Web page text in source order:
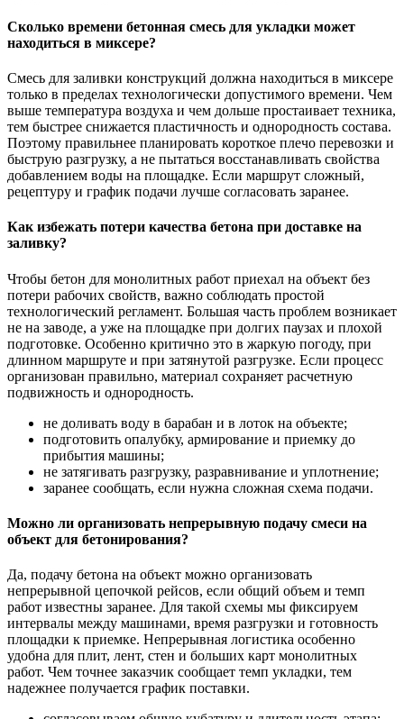
Сколько времени бетонная смесь для укладки может
находиться в миксере?
Смесь для заливки конструкций должна находиться в миксере
только в пределах технологически допустимого времени. Чем
выше температура воздуха и чем дольше простаивает техника,
тем быстрее снижается пластичность и однородность состава.
Поэтому правильнее планировать короткое плечо перевозки и
быструю разгрузку, а не пытаться восстанавливать свойства
добавлением воды на площадке. Если маршрут сложный,
рецептуру и график подачи лучше согласовать заранее.
Как избежать потери качества бетона при доставке на
заливку?
Чтобы бетон для монолитных работ приехал на объект без
потери рабочих свойств, важно соблюдать простой
технологический регламент. Большая часть проблем возникает
не на заводе, а уже на площадке при долгих паузах и плохой
подготовке. Особенно критично это в жаркую погоду, при
длинном маршруте и при затянутой разгрузке. Если процесс
организован правильно, материал сохраняет расчетную
подвижность и однородность.
не доливать воду в барабан и в лоток на объекте;
подготовить опалубку, армирование и приемку до
прибытия машины;
не затягивать разгрузку, разравнивание и уплотнение;
заранее сообщать, если нужна сложная схема подачи.
Можно ли организовать непрерывную подачу смеси на
объект для бетонирования?
Да, подачу бетона на объект можно организовать
непрерывной цепочкой рейсов, если общий объем и темп
работ известны заранее. Для такой схемы мы фиксируем
интервалы между машинами, время разгрузки и готовность
площадки к приемке. Непрерывная логистика особенно
удобна для плит, лент, стен и больших карт монолитных
работ. Чем точнее заказчик сообщает темп укладки, тем
надежнее получается график поставки.